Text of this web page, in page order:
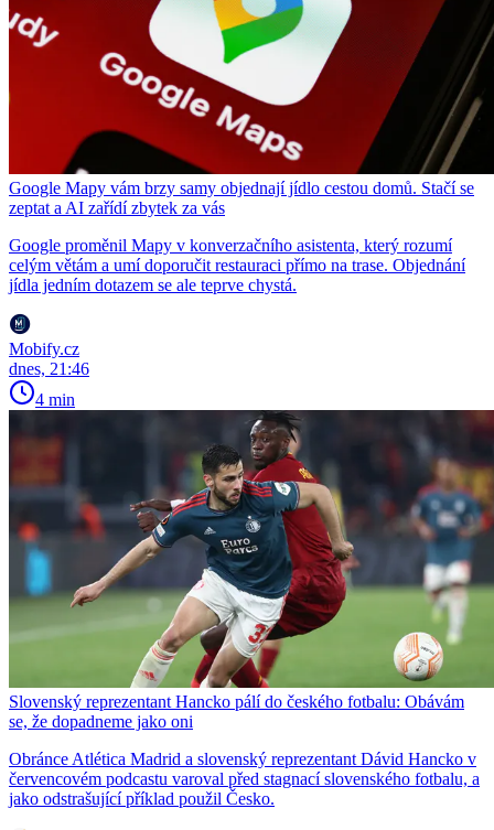
Google Mapy vám brzy samy objednají jídlo cestou domů. Stačí se
zeptat a AI zařídí zbytek za vás
Google proměnil Mapy v konverzačního asistenta, který rozumí
celým větám a umí doporučit restauraci přímo na trase. Objednání
jídla jedním dotazem se ale teprve chystá.
Mobify.cz
dnes, 21:46
4 min
Slovenský reprezentant Hancko pálí do českého fotbalu: Obávám
se, že dopadneme jako oni
Obránce Atlética Madrid a slovenský reprezentant Dávid Hancko v
červencovém podcastu varoval před stagnací slovenského fotbalu, a
jako odstrašující příklad použil Česko.